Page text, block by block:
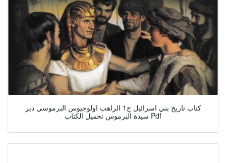
كتاب تاريخ بني اسرائيل ج1 الراهب اولوجيوس البرموسي دير
سيدة البرموس تحميل الكتاب Pdf